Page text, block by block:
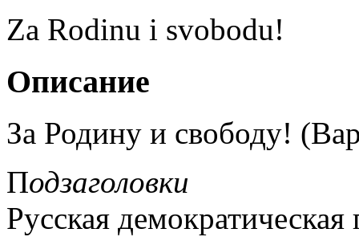
Za Rodinu i svobodu!
Описание
За Родину и свободу!
Подзаголовки
Русская демократическая